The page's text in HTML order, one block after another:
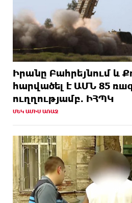
Իրանը Բահրեյնում և
hարվածել է ԱՄՆ 85
ուղղությամբ. ԻՀՊԿ
ՄԵԿ ԱՄԻՍ ԱՌԱՋ